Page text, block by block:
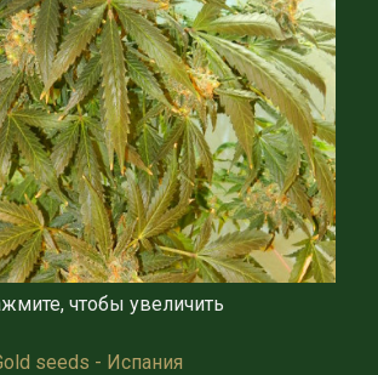
чтобы увеличить
seeds - Испания